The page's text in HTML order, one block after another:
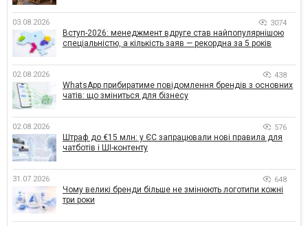
03.08.2026 3074
Вступ-2026: менеджмент вдруге став найпопулярнішою
спеціальністю, а кількість заяв — рекордна за 5 років
02.08.2026 438
WhatsApp прибиратиме повідомлення брендів з основних
чатів: що зміниться для бізнесу
02.08.2026 576
Штраф до €15 млн: у ЄС запрацювали нові правила для
чатботів і ШІ-контенту
31.07.2026 648
Чому великі бренди більше не змінюють логотипи кожні
три роки